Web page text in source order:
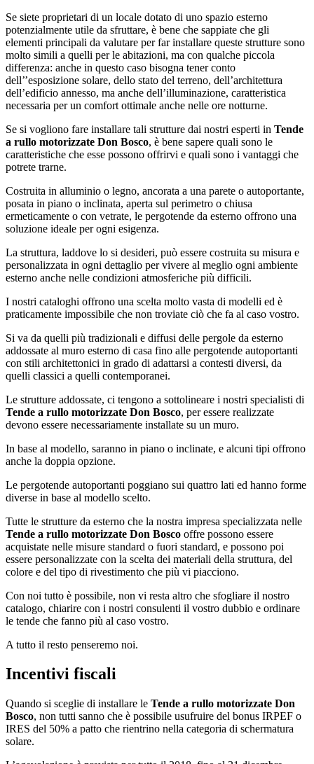
Se siete proprietari di un locale dotato di uno spazio esterno
potenzialmente utile da sfruttare, è bene che sappiate che gli
elementi principali da valutare per far installare queste strutture sono
molto simili a quelli per le abitazioni, ma con qualche piccola
differenza: anche in questo caso bisogna tener conto
dell’’esposizione solare, dello stato del terreno, dell’architettura
dell’edificio annesso, ma anche dell’illuminazione, caratteristica
necessaria per un comfort ottimale anche nelle ore notturne.
Se si vogliono fare installare tali strutture dai nostri esperti in Tende
a rullo motorizzate Don Bosco, è bene sapere quali sono le
caratteristiche che esse possono offrirvi e quali sono i vantaggi che
potrete trarne.
Costruita in alluminio o legno, ancorata a una parete o autoportante,
posata in piano o inclinata, aperta sul perimetro o chiusa
ermeticamente o con vetrate, le pergotende da esterno offrono una
soluzione ideale per ogni esigenza.
La struttura, laddove lo si desideri, può essere costruita su misura e
personalizzata in ogni dettaglio per vivere al meglio ogni ambiente
esterno anche nelle condizioni atmosferiche più difficili.
I nostri cataloghi offrono una scelta molto vasta di modelli ed è
praticamente impossibile che non troviate ciò che fa al caso vostro.
Si va da quelli più tradizionali e diffusi delle pergole da esterno
addossate al muro esterno di casa fino alle pergotende autoportanti
con stili architettonici in grado di adattarsi a contesti diversi, da
quelli classici a quelli contemporanei.
Le strutture addossate, ci tengono a sottolineare i nostri specialisti di
Tende a rullo motorizzate Don Bosco, per essere realizzate
devono essere necessariamente installate su un muro.
In base al modello, saranno in piano o inclinate, e alcuni tipi offrono
anche la doppia opzione.
Le pergotende autoportanti poggiano sui quattro lati ed hanno forme
diverse in base al modello scelto.
Tutte le strutture da esterno che la nostra impresa specializzata nelle
Tende a rullo motorizzate Don Bosco offre possono essere
acquistate nelle misure standard o fuori standard, e possono poi
essere personalizzate con la scelta dei materiali della struttura, del
colore e del tipo di rivestimento che più vi piacciono.
Con noi tutto è possibile, non vi resta altro che sfogliare il nostro
catalogo, chiarire con i nostri consulenti il vostro dubbio e ordinare
le tende che fanno più al caso vostro.
A tutto il resto penseremo noi.
Incentivi fiscali
Quando si sceglie di installare le Tende a rullo motorizzate Don
Bosco, non tutti sanno che è possibile usufruire del bonus IRPEF o
IRES del 50% a patto che rientrino nella categoria di schermatura
solare.